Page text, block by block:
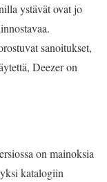
ystävät ovat jo
sanoitukset,
Deezer on
on mainoksia
katalogiin